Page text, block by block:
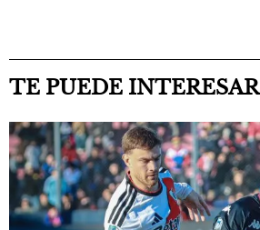
TE PUEDE INTERESAR